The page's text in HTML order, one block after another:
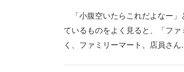
「小腹空いたらこれだよなー」
ているものをよく見ると、「フ
く、ファミリーマート。店員さ